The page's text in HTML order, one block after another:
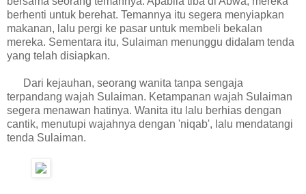
berhenti untuk berehat. Temannya itu segera menyiapkan
makanan, lalu pergi ke pasar untuk membeli bekalan
mereka. Sementara itu, Sulaiman menunggu didalam tenda
yang telah disiapkan.
Dari kejauhan, seorang wanita tanpa sengaja
terpandang wajah Sulaiman. Ketampanan wajah Sulaiman
segera menawan hatinya. Wanita itu lalu berhias dengan
cantik, menutupi wajahnya dengan 'niqab', lalu mendatangi
tenda Sulaiman.